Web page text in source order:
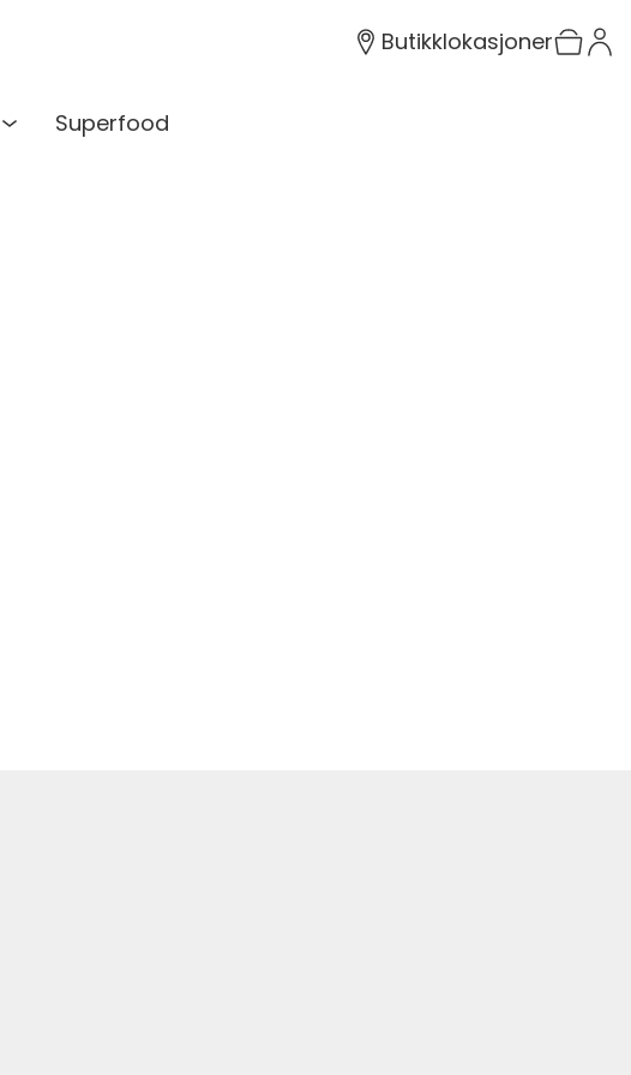
Butikklokasjoner
Superfood